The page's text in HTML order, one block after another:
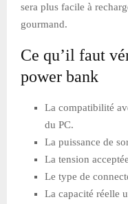
sera plus facile à
gourmand.
Ce qu’il faut
power bank
La compatibilité
du PC.
La puissance de
La tension
Le type de
La capacité réelle